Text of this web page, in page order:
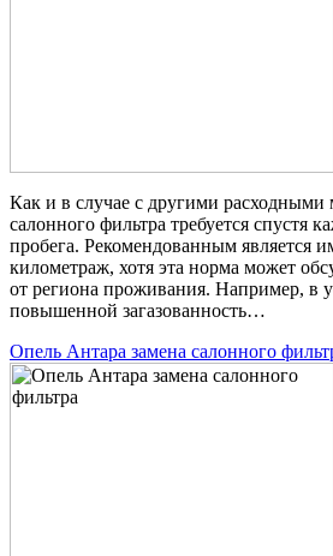
Как и в случае с другими расходными
салонного фильтра требуется спустя
пробега. Рекомендованным является
километраж, хотя эта норма может
от региона проживания. Например, в
повышенной загазованность…
Опель Антара замена салонного